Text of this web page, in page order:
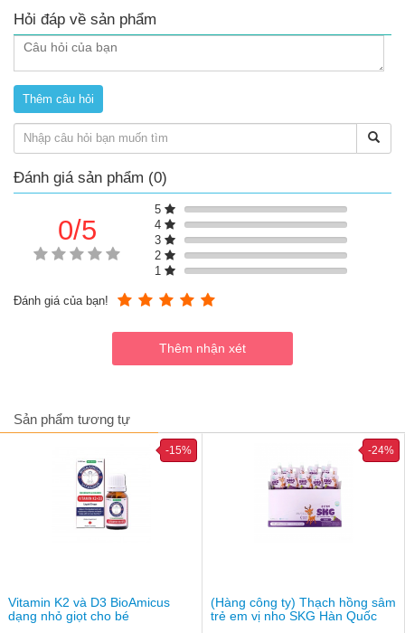
Cốm hỗ trợ tăng đề kháng cho trẻ Doppelherz Kinder Optima Mini-Tabs
Ưu điểm nổi bật của sản phẩm
Bổ sung vitamin C, kẽm và các vitamin nhóm B.
Hỗ trợ tăng cường sức đề kháng, nâng cao sức khoẻ.
Thành phần hàm lượng trong 1 gói
Hỏi đáp về sản phẩm
Đánh giá sản phẩm (0)
0/5
5
4
3
2
1
Đánh giá của bạn!
Sản phẩm tương tự
Vitamin K2 và D3 BioAmicus
dạng nhỏ giọt cho bé
-15%
(Hàng công ty) Thạch hồng sâm
trẻ em vị nho SKG Hàn Quốc
-24%